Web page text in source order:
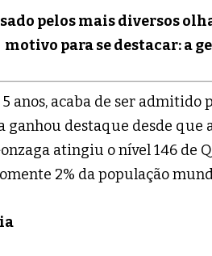
pelos mais diversos
motivo para se destacar: a
anos, acaba de ser
ganhou destaque desde
atingiu o nível 146 de
2% da população